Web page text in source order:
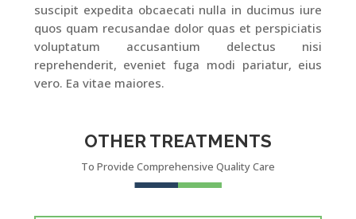
suscipit expedita obcaecati nulla in ducimus iure
quos quam recusandae dolor quas et perspiciatis
voluptatum accusantium delectus nisi
reprehenderit, eveniet fuga modi pariatur, eius
vero. Ea vitae maiores.
OTHER TREATMENTS
To Provide Comprehensive Quality Care